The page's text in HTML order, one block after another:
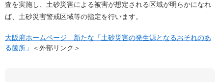
査を実施し、土砂災害による被害が想定される区域が明らかになれ
ば、土砂災害警戒区域等の指定を行います。
大阪府ホームページ 新たな「土砂災害の発生源となるおそれのあ
る箇所」
＜外部リンク＞